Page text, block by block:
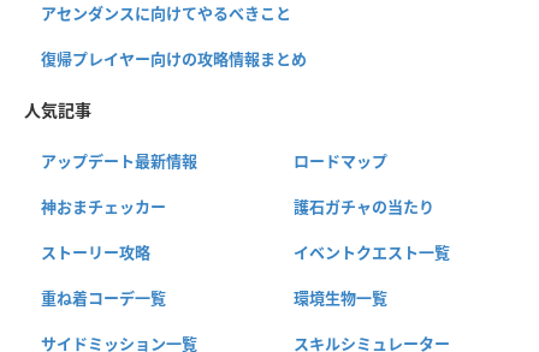
アセンダンスに向けてやるべきこと
復帰プレイヤー向けの攻略情報まとめ
人気記事
アップデート最新情報 ロードマップ
神おまチェッカー 護石ガチャの当たり
ストーリー攻略 イベントクエスト一覧
重ね着コーデ一覧 環境生物一覧
サイドミッション一覧 スキルシミュレーター